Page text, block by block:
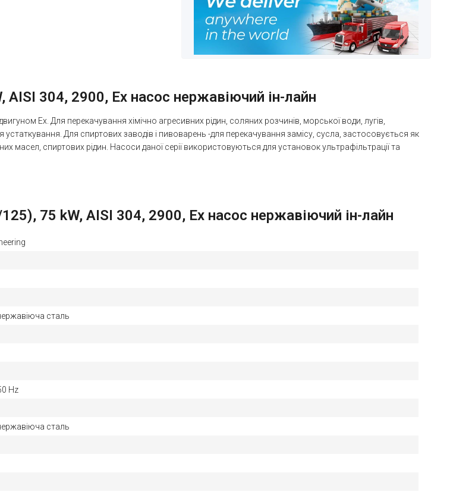
304, 2900, Ex насос нержавіючий ін-лайн
Ex. Для перекачування хімічно агресивних рідин, соляних розчинів, морської води, лугів,
Для спиртових заводів і пивоварень -для перекачування замісу, сусла, застосовується як
масел, спиртових рідин. Насоси даної серії використовуються для установок ультрафільтрації та
75 kW, AISI 304, 2900, Ex насос нержавіючий ін-лайн
сталь
Hz
сталь